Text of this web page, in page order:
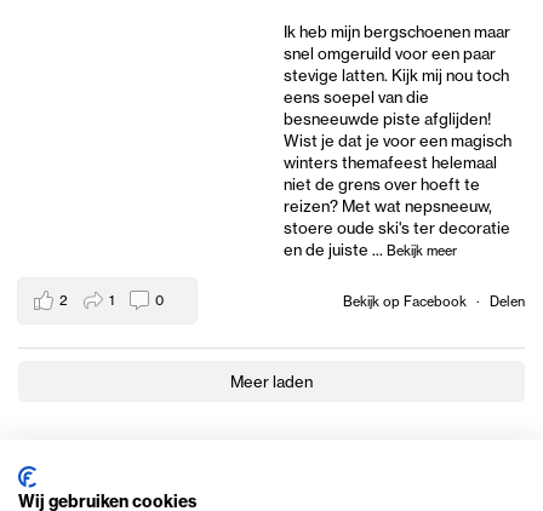
Ik heb mijn bergschoenen maar
snel omgeruild voor een paar
stevige latten. Kijk mij nou toch
eens soepel van die
besneeuwde piste afglijden!
Wist je dat je voor een magisch
winters themafeest helemaal
niet de grens over hoeft te
reizen? Met wat nepsneeuw,
stoere oude ski's ter decoratie
en de juiste ... Bekijk meer
Bekijk op Facebook · Delen
2 1 0
Meer laden
Wij gebruiken cookies